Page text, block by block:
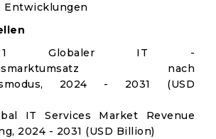
Entwicklungen
1 Globaler IT -
nach
2024 - 2031 (USD
IT Services Market Revenue
2024 - 2031 (USD Billion)